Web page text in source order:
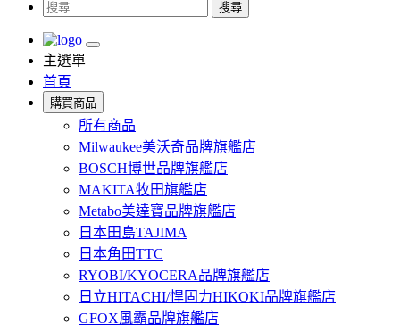
搜尋
主選單
首頁
購買商品
所有商品
Milwaukee美沃奇品牌旗艦店
BOSCH博世品牌旗艦店
MAKITA牧田旗艦店
Metabo美達寶品牌旗艦店
日本田島TAJIMA
日本角田TTC
RYOBI/KYOCERA品牌旗艦店
日立HITACHI/悍固力HIKOKI品牌旗艦店
GFOX風霸品牌旗艦店